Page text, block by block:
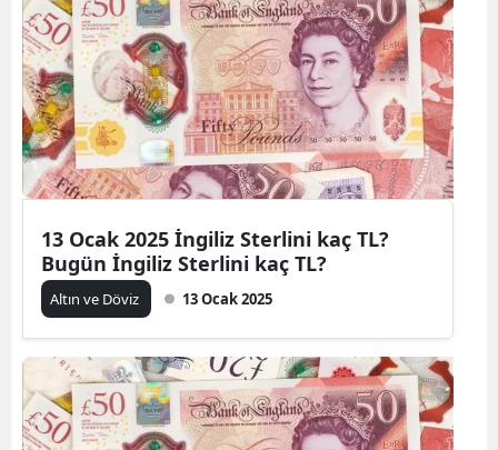
13 Ocak 2025 İngiliz Sterlini kaç TL?
Bugün İngiliz Sterlini kaç TL?
Altın ve Döviz 13 Ocak 2025